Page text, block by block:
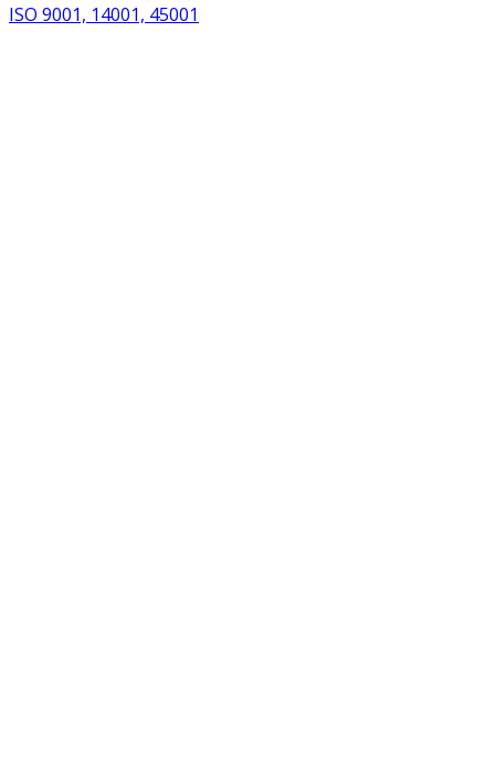
ISO 9001, 14001, 45001